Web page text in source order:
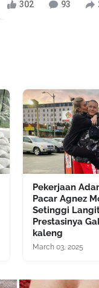
302 93
Pekerjaan
Pacar Agnez
Setinggi
Prestasinya
kaleng
March 03, 2025